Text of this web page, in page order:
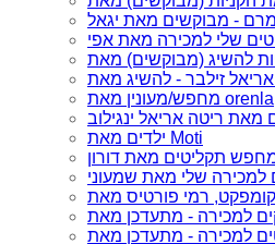
- מבוקשים מאת יגאל
שלי למכירה מאת אפי
מחפש/מעונין מאת orenla
מאת ריטה אריאל ינגילוב
ילדים מאת Moti
תקליטים מאת דורון
למכירה שלי מאת שמעוני